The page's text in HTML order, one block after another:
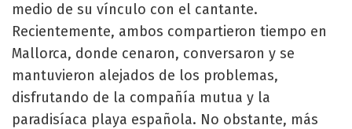
medio de su vínculo con el cantante.
Recientemente, ambos compartieron tiempo en
Mallorca, donde cenaron, conversaron y se
mantuvieron alejados de los problemas,
disfrutando de la compañía mutua y la
paradisíaca playa española. No obstante, más